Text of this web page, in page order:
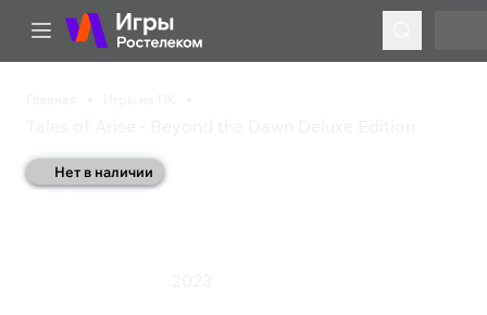
Нет в наличии
Tales of Arise - Beyond